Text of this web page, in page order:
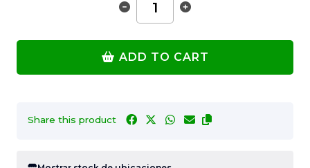
ADD TO CART
Share this product